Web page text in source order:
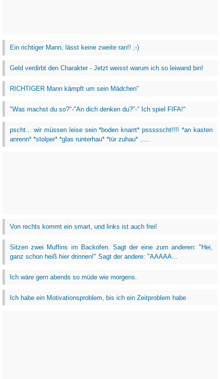
Ein richtiger Mann, lässt keine zweite ran!! ;-)
Geld verdirbt den Charakter - Jetzt weisst warum ich so leiwand bin!
RICHTIGER Mann kämpft um sein Mädchen"
"Was machst du so?"-"An dich denken du?"-" Ich spiel FIFA!"
pscht... wir müssen leise sein *boden knarrt* pssssscht!!!! *an kasten
anrenn* *stolper* *glas runterhau* *tür zuhau* .....
Von rechts kommt ein smart, und links ist auch frei!
Sitzen zwei Muffins im Backofen. Sagt der eine zum anderen: "Hei,
ganz schon heiß hier drinnen!" Sagt der andere: "AAAAA...
Ich wäre gern abends so müde wie morgens.
Ich habe ein Motivationsproblem, bis ich ein Zeitproblem habe